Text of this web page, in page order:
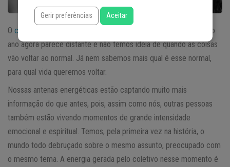
O coronavírus
parou o mundo. A vida que levávamos até início do
ano agora parece distante e não temos ideia de quando as coisas
vão voltar ao normal. Já nem sabemos mais qual é esse normal,
para qual vida queremos voltar.
Nossas antenas energéticas estão captando muito mais
informação do que antes, pois, assim como nós, outras pessoas
também estão vivendo momentos de grande intensidade
emocional e espiritual. Temos, pela primeira vez na história, o
mundo todo debruçado sobre o mesmo assunto, preocupado com
o mesmo tema. A energia gerada pelo coletivo nesse momento é
Gerir preferências Aceitar